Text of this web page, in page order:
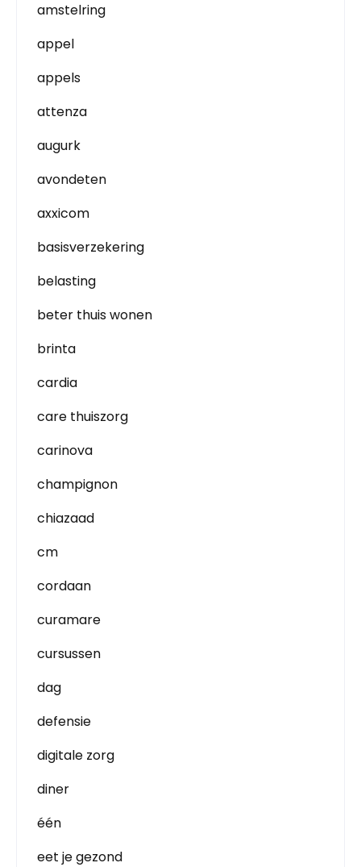
amstelring
appel
appels
attenza
augurk
avondeten
axxicom
basisverzekering
belasting
beter thuis wonen
brinta
cardia
care thuiszorg
carinova
champignon
chiazaad
cm
cordaan
curamare
cursussen
dag
defensie
digitale zorg
diner
één
eet je gezond